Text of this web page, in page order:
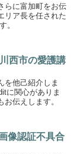
らに富加町をお伝
リア長を任された
。
西市の愛護講
を他己紹介しま
に関心がありま
伝えします。
像認証不具合